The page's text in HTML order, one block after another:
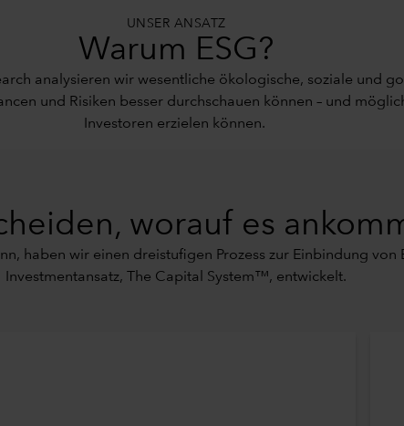
UNSER ANSATZ
Warum ESG?
analysieren wir wesentliche ökologische, soziale und
und Risiken besser durchschauen können – und
Investoren erzielen können.
worauf es
haben wir einen dreistufigen Prozess zur Einbindung von
Investmentansatz,
The Capital System™, entwickelt.